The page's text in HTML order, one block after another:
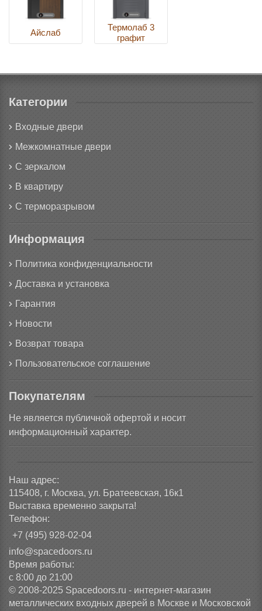
Айслаб
Термолаб 3
графит
Категории
Входные двери
Межкомнатные двери
С зеркалом
В квартиру
С терморазрывом
Информация
Политика конфиденциальности
Доставка и установка
Гарантия
Новости
Возврат товара
Пользовательское соглашение
Покупателям
Не является публичной офертой и носит
информационный характер.
Наш адрес:
115408, г. Москва, ул. Братеевская, 16к1
Выставка временно закрыта!
Телефон:
+7 (495) 928-02-04
info@spacedoors.ru
Время работы:
с 8:00 до 21:00
© 2008-2025 Spacedoors.ru - интернет-магазин
металлических входных дверей в Москве и Московской